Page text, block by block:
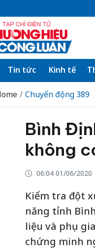
Tin tức Kinh tế
Chuyển động 389
nhỏ
vừa
lớn
Bình
không
06:04 01/06/2020
Kiểm tra đột
năng tỉnh
liệu và phụ
chứng minh